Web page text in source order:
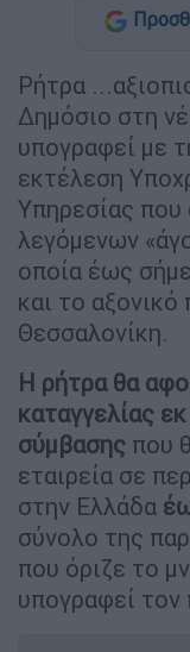
Ρήτρα
Δημόσιο στη
υπογραφεί με
εκτέλεση
Υπηρεσίας
λεγόμενων
οποία έως
και το
Θεσσαλονίκη.
Η ρήτρα θα
καταγγελίας
σύμβασης που
εταιρεία σε
στην Ελλάδα
σύνολο της
που όριζε το
υπογραφεί